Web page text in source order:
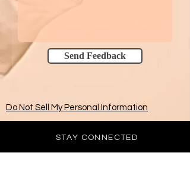
Send Feedback
Do Not Sell My Personal Information
STAY CONNECTED